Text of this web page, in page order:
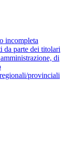
incompleta
da parte dei titolari
di
provinciali